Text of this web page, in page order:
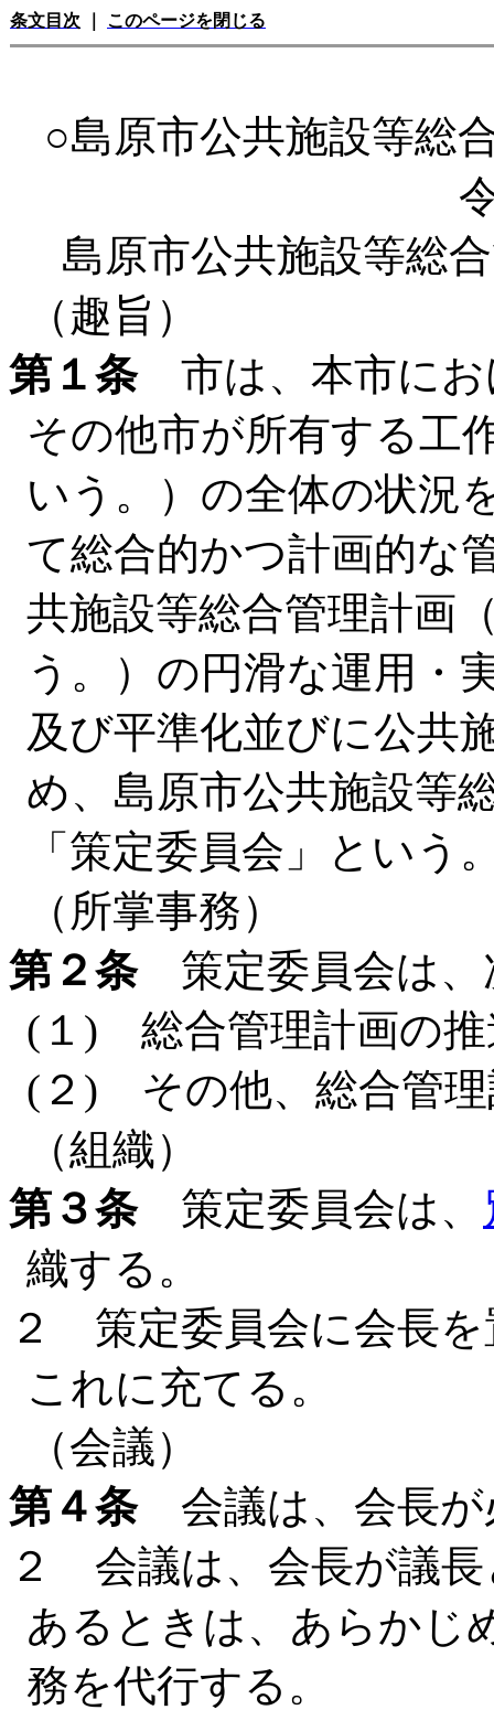
条文目次 このページを閉じる
○島原市公共施設等総
島原市公共施設等総
（趣旨）
第１条市は、本市にお
その他市が所有する工
いう。）の全体の状況
て総合的かつ計画的な
共施設等総合管理計画
う。）の円滑な運用・
及び平準化並びに公共
め、島原市公共施設等
「策定委員会」という
（所掌事務）
第２条策定委員会は、
(１) 総合管理計画の推
(２) その他、総合管理
（組織）
第３条策定委員会は、
織する。
２ 策定委員会に会長
これに充てる。
（会議）
第４条会議は、会長が
２ 会議は、会長が議
あるときは、あらかじ
務を代行する。